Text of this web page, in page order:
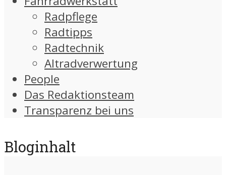
Radpflege
Radtipps
Radtechnik
Altradverwertung
People
Das Redaktionsteam
Transparenz bei uns
Bloginhalt